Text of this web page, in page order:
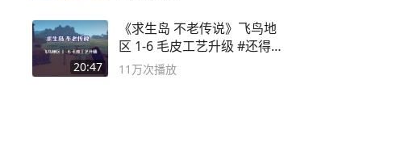
20:47
《求生岛 不老传说》飞鸟地
区 1-6 毛皮工艺升级 #还得是
主机大作
11万次播放